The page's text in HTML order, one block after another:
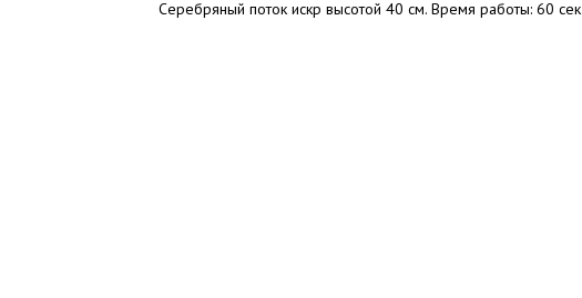
Серебряный поток искр высотой 40 см. Время работы: 60 сек